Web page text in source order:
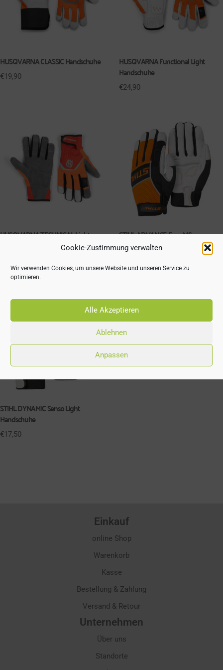
Cookie-Zustimmung verwalten
Wir verwenden Cookies, um unsere Website und unseren Service zu
optimieren.
Alle Akzeptieren
Ablehnen
Anpassen
HUSQVARNA CLASSIC Handschuhe
€19,90
HUSQVARNA Functional Light
Handschuhe
€24,90
HUSQVARNA TECHNICAL Light STIHL ADVANCE Ergo MS
Handschuhe
STIHL DYNAMIC Senso Light
Handschuhe
€17,50
Einkauf
online Shop
Warenkorb
Kasse
Bestellung & Zahlung
Versand & Retour
Unternehmen
Über uns
Standorte